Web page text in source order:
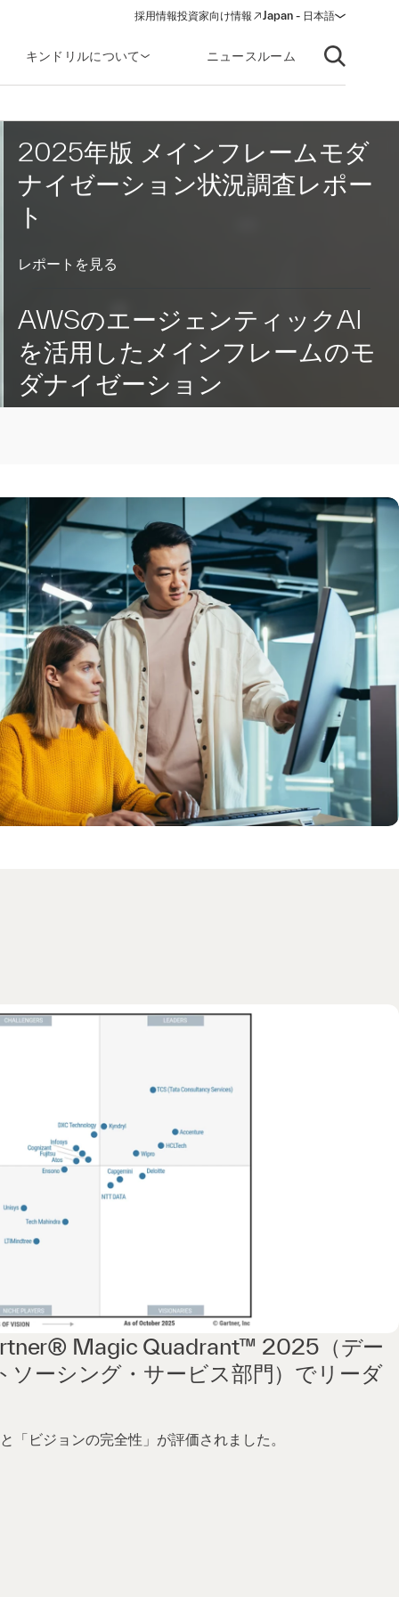
採用情報投資家向け情報
(opens in a new window)
Japan - 日本語
キンドリルについて ニュースルーム
Open
2025年版 メインフレームモダ
ナイゼーション状況調査レポー
ト
レポートを見る
AWSのエージェンティックAI
を活用したメインフレームのモ
ダナイゼーション
ナーシップ：AIを活用したメイ
ンフレームモダナイゼーション
詳細はこちら
Magic Quadrant™ 2025（デー
ソーシング・サービス部門）でリーダ
「ビジョンの完全性」が評価されました。